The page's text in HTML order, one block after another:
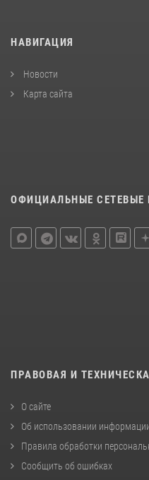
НАВИГАЦИЯ
Новости
Карта сайта
ОФИЦИАЛЬНЫЕ СЕТЕВЫЕ
ПРАВОВАЯ И
О сайте
Об использовании
Правила обработки
Сообщить об ошибках